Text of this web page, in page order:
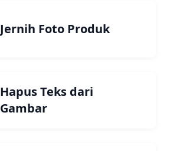
Jernih Foto Produk
Hapus Teks dari
Gambar